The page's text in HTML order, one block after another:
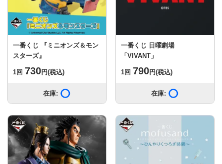
一番くじ 『ミニオンズ＆モン
スターズ』
1回 730円(税込)
在庫:
一番くじ 日曜劇場
「VIVANT」
1回 790円(税込)
在庫: